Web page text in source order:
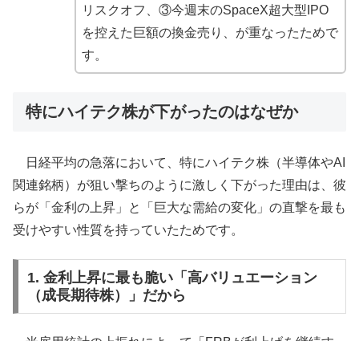
リスクオフ、③今週末のSpaceX超大型IPO
を控えた巨額の換金売り、が重なったためで
す。
特にハイテク株が下がったのはなぜか
日経平均の急落において、特にハイテク株（半導体やAI
関連銘柄）が狙い撃ちのように激しく下がった理由は、彼
らが「金利の上昇」と「巨大な需給の変化」の直撃を最も
受けやすい性質を持っていたためです。
1. 金利上昇に最も脆い「高バリュエーション
（成長期待株）」だから